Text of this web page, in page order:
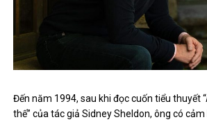
Đến năm 1994, sau khi đọc cuốn tiểu thuyết
thế” của tác giả Sidney Sheldon, ông có